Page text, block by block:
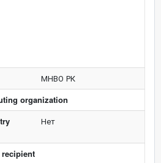
МНВО РК
organization
Нет